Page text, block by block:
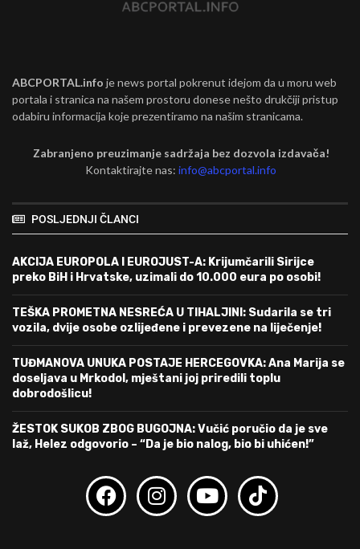
ABCPORTAL.info je news portal pokrenut idejom da u moru web
portala i stranica na našem prostoru donese nešto drukčiji pristup
odabiru informacija koje prezentiramo na našim stranicama.
Zabranjeno preuzimanje sadržaja bez dozvola izdavača!
Kontaktirajte nas:info@abcportal.info
POSLJEDNJI ČLANCI
AKCIJA EUROPOLA I EUROJUST-A: Krijumčarili Sirijce
preko BiH i Hrvatske, uzimali do 10.000 eura po osobi!
TEŠKA PROMETNA NESREĆA U TIHALJINI: Sudarila se tri
vozila, dvije osobe ozlijeđene i prevezene na liječenje!
TUĐMANOVA UNUKA POSTAJE HERCEGOVKA: Ana Marija se
doseljava u Mrkodol, mještani joj priredili toplu
dobrodošlicu!
ŽESTOK SUKOB ZBOG BUGOJNA: Vučić poručio da je sve
laž, Helez odgovorio – “Da je bio nalog, bio bi uhićen!”